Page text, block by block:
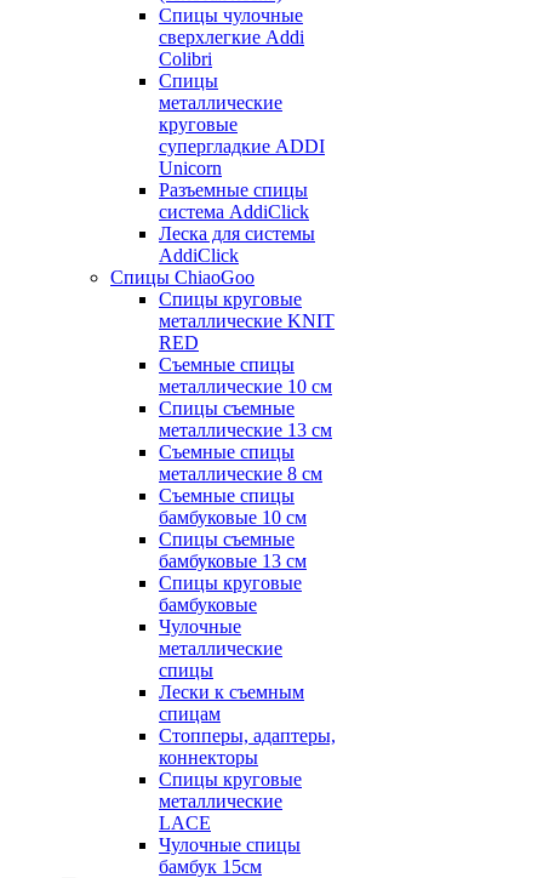
Спицы чулочные
сверхлегкие Addi
Colibri
Спицы
металлические
круговые
супергладкие ADDI
Unicorn
Разъемные спицы
система AddiClick
Леска для системы
AddiClick
Спицы ChiaoGoo
Спицы круговые
металлические KNIT
RED
Съемные спицы
металлические 10 см
Спицы съемные
металлические 13 см
Съемные спицы
металлические 8 см
Съемные спицы
бамбуковые 10 см
Спицы съемные
бамбуковые 13 см
Спицы круговые
бамбуковые
Чулочные
металлические
спицы
Лески к съемным
спицам
Стопперы, адаптеры,
коннекторы
Спицы круговые
металлические
LACE
Чулочные спицы
бамбук 15см